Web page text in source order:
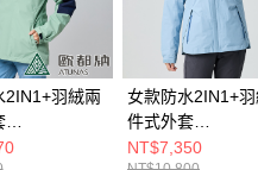
2IN1+羽絨兩
粉綠/深
女款防水2IN1+
件式外套
(A1GA2502W霧
NT$7,350